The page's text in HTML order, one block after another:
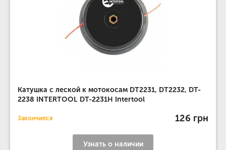
Катушка с леской к мотокосам DT2231, DT2232, DT-
2238 INTERTOOL DT-2231H Intertool
Закончился 126 грн
Узнать о наличии